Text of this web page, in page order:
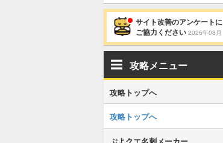
サイト改善のアンケートに
ご協力ください 2026年08月
攻略メニュー
攻略トップへ
攻略トップへ